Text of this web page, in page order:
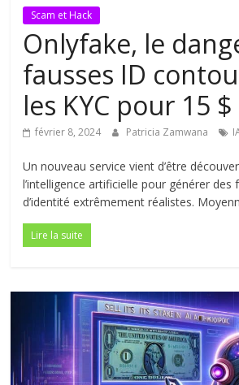
Scam et Hack
Onlyfake, le
fausses ID
les KYC pour 15 $
février 8, 2024 Patricia Zamwana
Un nouveau service vient d’être
l’intelligence artificielle pour générer des
d’identité extrêmement réalistes.
Lire la suite